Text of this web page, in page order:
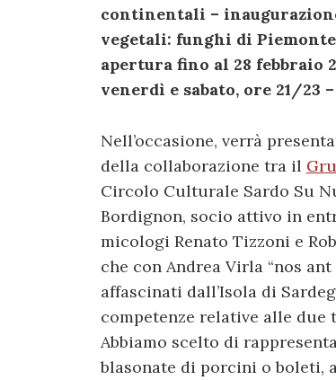
continentali –
vegetali: funghi di Piemonte
apertura fino al 28 febbraio
venerdì e sabato, ore 21/23
Nell’occasione, verrà
della collaborazione tra il
Circolo Culturale Sardo Su
Bordignon, socio attivo in
micologi Renato Tizzoni e
che con Andrea Virla “nos
affascinati dall’Isola di
competenze relative alle due
Abbiamo scelto di
blasonate di porcini o boleti,